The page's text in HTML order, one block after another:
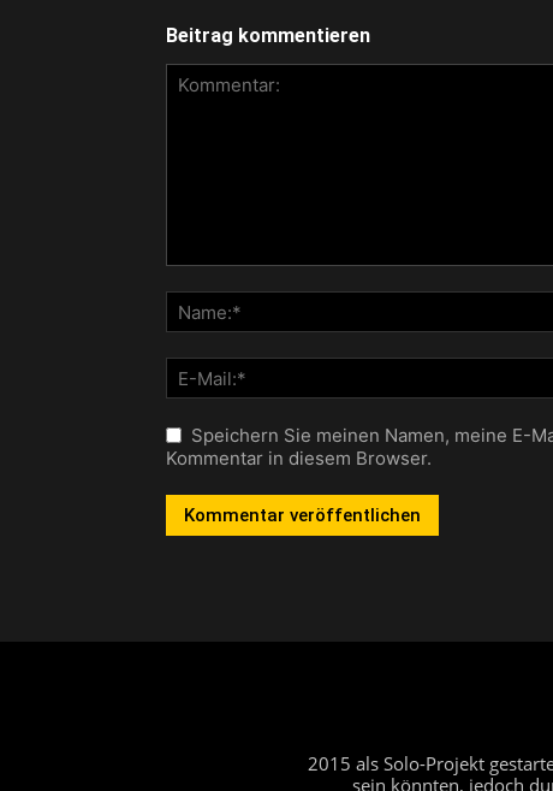
Beitrag kommentieren
Speichern Sie meinen Namen, meine E-
Kommentar in diesem Browser.
2015 als Solo-Projekt
sein könnten, jedoch